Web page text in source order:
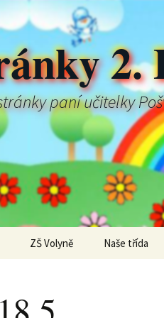
2.
paní učitelky
ZŠ Volyně Naše třída